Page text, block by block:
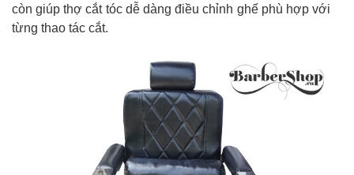
còn giúp thợ cắt tóc dễ dàng điều chỉnh ghế phù hợp với
từng thao tác cắt.